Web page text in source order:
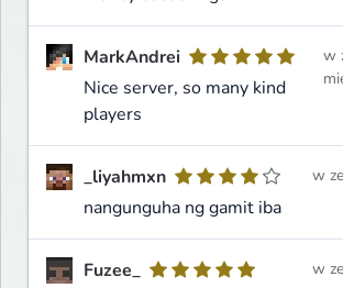
MarkAndrei
Nice server, so many kind
players
w
_liyahmxn
nangunguha ng gamit iba
w
Fuzee_
w